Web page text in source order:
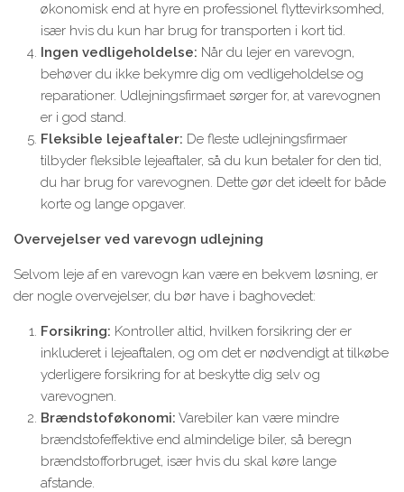
økonomisk end at hyre en professionel flyttevirksomhed,
især hvis du kun har brug for transporten i kort tid.
Ingen vedligeholdelse: Når du lejer en varevogn,
behøver du ikke bekymre dig om vedligeholdelse og
reparationer. Udlejningsfirmaet sørger for, at varevognen
er i god stand.
Fleksible lejeaftaler: De fleste udlejningsfirmaer
tilbyder fleksible lejeaftaler, så du kun betaler for den tid,
du har brug for varevognen. Dette gør det ideelt for både
korte og lange opgaver.
Overvejelser ved varevogn udlejning
Selvom leje af en varevogn kan være en bekvem løsning, er
der nogle overvejelser, du bør have i baghovedet:
Forsikring: Kontroller altid, hvilken forsikring der er
inkluderet i lejeaftalen, og om det er nødvendigt at tilkøbe
yderligere forsikring for at beskytte dig selv og
varevognen.
Brændstoføkonomi: Varebiler kan være mindre
brændstofeffektive end almindelige biler, så beregn
brændstofforbruget, især hvis du skal køre lange
afstande.